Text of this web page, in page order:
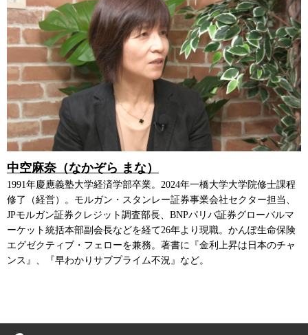
中空麻奈（なかぞら まな）
1991年慶應義塾大学経済学部卒業。2024年一橋大学大学院修士課程
修了（経営）。モルガン・スタンレー証券事業会社セクター担当、
JPモルガン証券クレジット調査部長、BNPパリバ証券グローバルマ
ーケット統括本部副会長などを経て26年より現職。かんぽ生命保険
エグゼクティブ・フェローを兼務。著書に『金利上昇は日本のチャ
ンス』、『早わかりサブプライム不況』など。